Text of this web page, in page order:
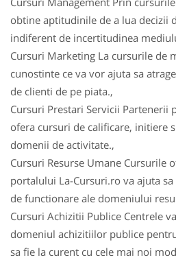
obtine aptitudinile de a lua decizii
indiferent de incertitudinea
Cursuri Marketing La cursurile de
cunostinte ce va vor ajuta sa
de clienti de pe piata.,
Cursuri Prestari Servicii Partenerii
ofera cursuri de calificare, initiere
domenii de activitate.,
Cursuri Resurse Umane Cursurile
portalului La-Cursuri.ro va ajuta
de functionare ale domeniului
Cursuri Achizitii Publice Centrele
domeniul achizitiilor publice
sa fie la curent cu cele mai noi